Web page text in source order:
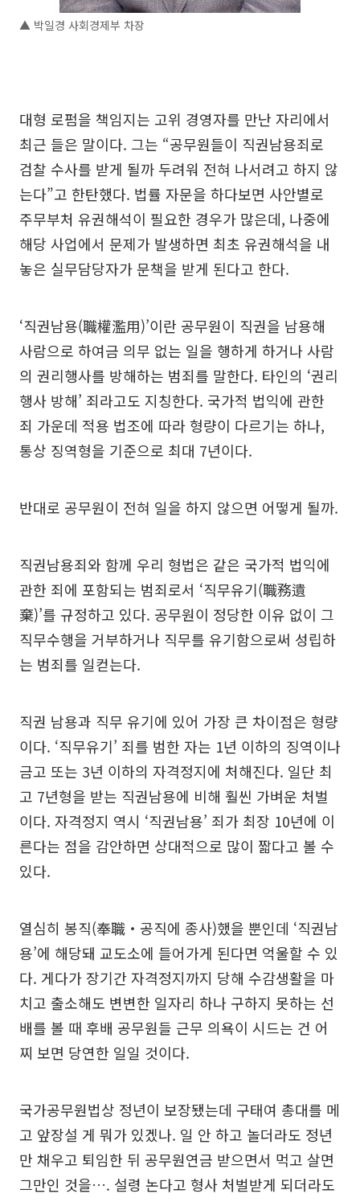
▲ 박일경 사회경제부 차장
대형 로펌을 책임지는 고위 경영자를 만난 자리에서
최근 들은 말이다. 그는 “공무원들이 직권남용죄로
검찰 수사를 받게 될까 두려워 전혀 나서려고 하지 않
는다”고 한탄했다. 법률 자문을 하다보면 사안별로
주무부처 유권해석이 필요한 경우가 많은데, 나중에
해당 사업에서 문제가 발생하면 최초 유권해석을 내
놓은 실무담당자가 문책을 받게 된다고 한다.
‘직권남용(職權濫用)’이란 공무원이 직권을 남용해
사람으로 하여금 의무 없는 일을 행하게 하거나 사람
의 권리행사를 방해하는 범죄를 말한다. 타인의 ‘권리
행사 방해’ 죄라고도 지칭한다. 국가적 법익에 관한
죄 가운데 적용 법조에 따라 형량이 다르기는 하나,
통상 징역형을 기준으로 최대 7년이다.
반대로 공무원이 전혀 일을 하지 않으면 어떻게 될까.
직권남용죄와 함께 우리 형법은 같은 국가적 법익에
관한 죄에 포함되는 범죄로서 ‘직무유기(職務遺
棄)’를 규정하고 있다. 공무원이 정당한 이유 없이 그
직무수행을 거부하거나 직무를 유기함으로써 성립하
는 범죄를 일컫는다.
직권 남용과 직무 유기에 있어 가장 큰 차이점은 형량
이다. ‘직무유기’ 죄를 범한 자는 1년 이하의 징역이나
금고 또는 3년 이하의 자격정지에 처해진다. 일단 최
고 7년형을 받는 직권남용에 비해 훨씬 가벼운 처벌
이다. 자격정지 역시 ‘직권남용’ 죄가 최장 10년에 이
른다는 점을 감안하면 상대적으로 많이 짧다고 볼 수
있다.
열심히 봉직(奉職‧공직에 종사)했을 뿐인데 ‘직권남
용’에 해당돼 교도소에 들어가게 된다면 억울할 수 있
다. 게다가 장기간 자격정지까지 당해 수감생활을 마
치고 출소해도 변변한 일자리 하나 구하지 못하는 선
배를 볼 때 후배 공무원들 근무 의욕이 시드는 건 어
찌 보면 당연한 일일 것이다.
국가공무원법상 정년이 보장됐는데 구태여 총대를 메
고 앞장설 게 뭐가 있겠나. 일 안 하고 놀더라도 정년
만 채우고 퇴임한 뒤 공무원연금 받으면서 먹고 살면
그만인 것을…. 설령 논다고 형사 처벌받게 되더라도